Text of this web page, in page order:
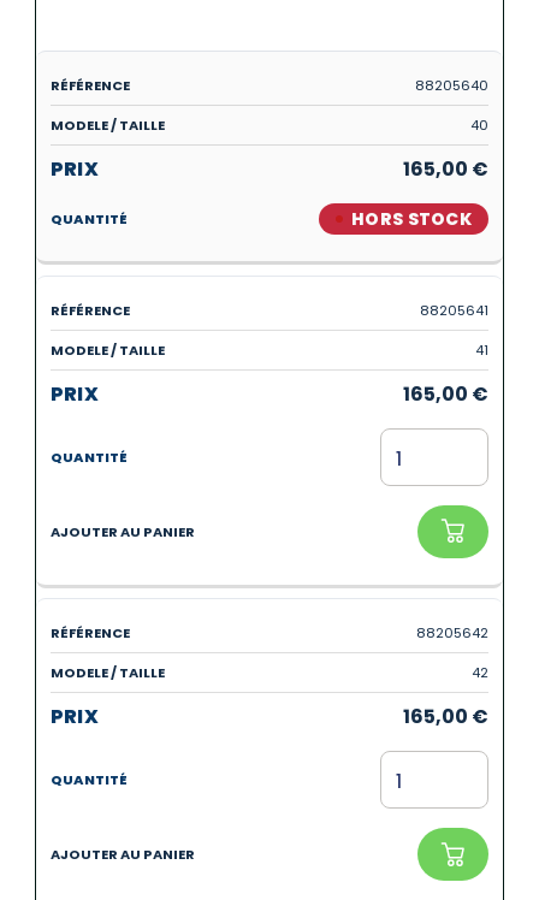
88205640
40
165,00 €
HORS STOCK
88205641
41
165,00 €
88205642
42
165,00 €